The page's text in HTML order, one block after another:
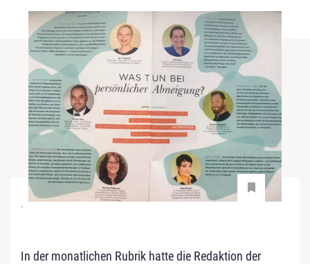
-
In der monatlichen Rubrik hatte die Redaktion der